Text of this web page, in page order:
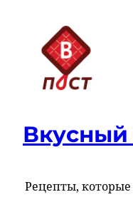
Вкусный
Рецепты, которые